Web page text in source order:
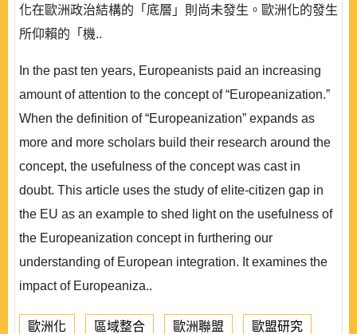
化在歐洲政治結構的「底層」則尚未發生。歐洲化的發生
所仰賴的「機..
In the past ten years, Europeanists paid an increasing
amount of attention to the concept of “Europeanization.”
When the definition of “Europeanization” expands as
more and more scholars build their research around the
concept, the usefulness of the concept was cast in
doubt. This article uses the study of elite-citizen gap in
the EU as an example to shed light on the usefulness of
the Europeanization concept in furthering our
understanding of European integration. It examines the
impact of Europeaniza..
歐洲化 區域整合 歐洲聯盟 歐盟研究